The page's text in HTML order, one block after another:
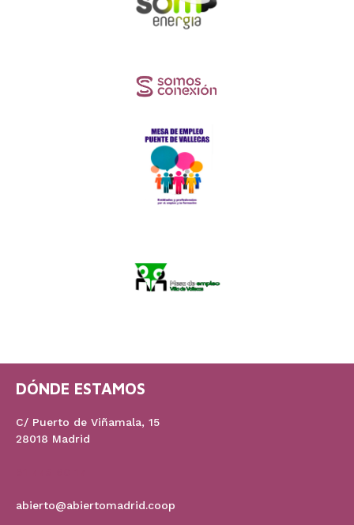
DÓNDE ESTAMOS
C/ Puerto de Viñamala, 15
28018 Madrid
abierto@abiertomadrid.coop